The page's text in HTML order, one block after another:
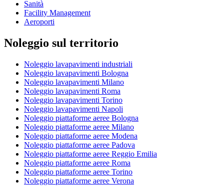
Sanità
Facility Management
Aeroporti
Noleggio sul territorio
Noleggio lavapavimenti industriali
Noleggio lavapavimenti Bologna
Noleggio lavapavimenti Milano
Noleggio lavapavimenti Roma
Noleggio lavapavimenti Torino
Noleggio lavapavimenti Napoli
Noleggio piattaforme aeree Bologna
Noleggio piattaforme aeree Milano
Noleggio piattaforme aeree Modena
Noleggio piattaforme aeree Padova
Noleggio piattaforme aeree Reggio Emilia
Noleggio piattaforme aeree Roma
Noleggio piattaforme aeree Torino
Noleggio piattaforme aeree Verona